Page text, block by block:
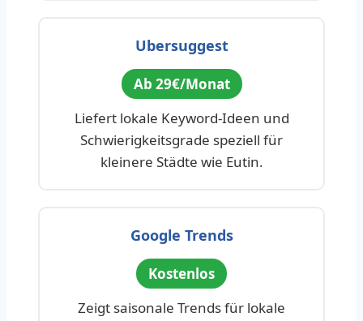
Ubersuggest
Ab 29€/Monat
Liefert lokale Keyword-Ideen und
Schwierigkeitsgrade speziell für
kleinere Städte wie Eutin.
Google Trends
Kostenlos
Zeigt saisonale Trends für lokale